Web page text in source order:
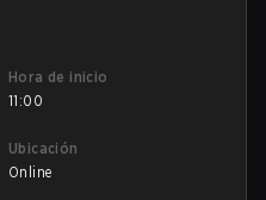
Hora de inicio
11:00
Ubicación
Online